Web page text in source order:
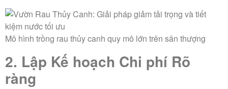
Mô hình trồng rau thủy canh quy mô lớn trên sân thượng
2. Lập Kế hoạch Chi phí Rõ
ràng